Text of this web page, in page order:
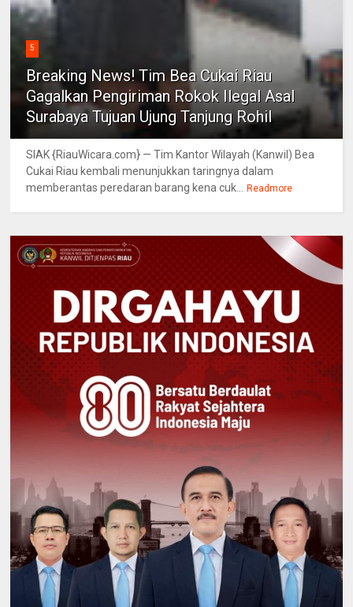
5
Breaking News! Tim Bea Cukai Riau
Gagalkan Pengiriman Rokok Ilegal Asal
Surabaya Tujuan Ujung Tanjung Rohil
SIAK {RiauWicara.com} — Tim Kantor Wilayah (Kanwil) Bea
Cukai Riau kembali menunjukkan taringnya dalam
memberantas peredaran barang kena cuk... Readmore